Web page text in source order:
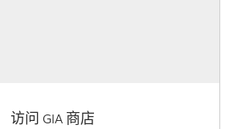
访问 GIA 商店